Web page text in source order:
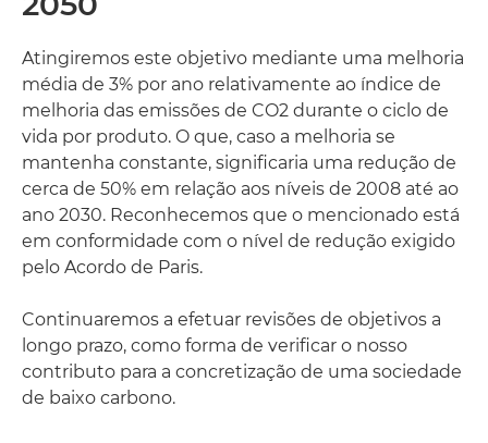
Atingiremos este objetivo mediante uma melhoria
média de 3% por ano relativamente ao índice de
melhoria das emissões de CO2 durante o ciclo de
vida por produto. O que, caso a melhoria se
mantenha constante, significaria uma redução de
cerca de 50% em relação aos níveis de 2008 até ao
ano 2030. Reconhecemos que o mencionado está
em conformidade com o nível de redução exigido
pelo Acordo de Paris.
Continuaremos a efetuar revisões de objetivos a
longo prazo, como forma de verificar o nosso
contributo para a concretização de uma sociedade
de baixo carbono.